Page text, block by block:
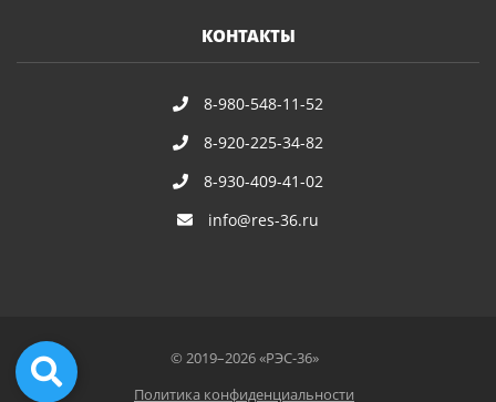
КОНТАКТЫ
8-980-548-11-52
8-920-225-34-82
8-930-409-41-02
info@res-36.ru
© 2019–2026 «РЭС-36»
Политика конфиденциальности